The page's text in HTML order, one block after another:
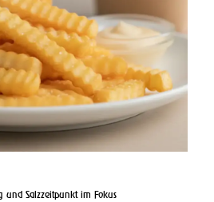
und Salzzeitpunkt im Fokus